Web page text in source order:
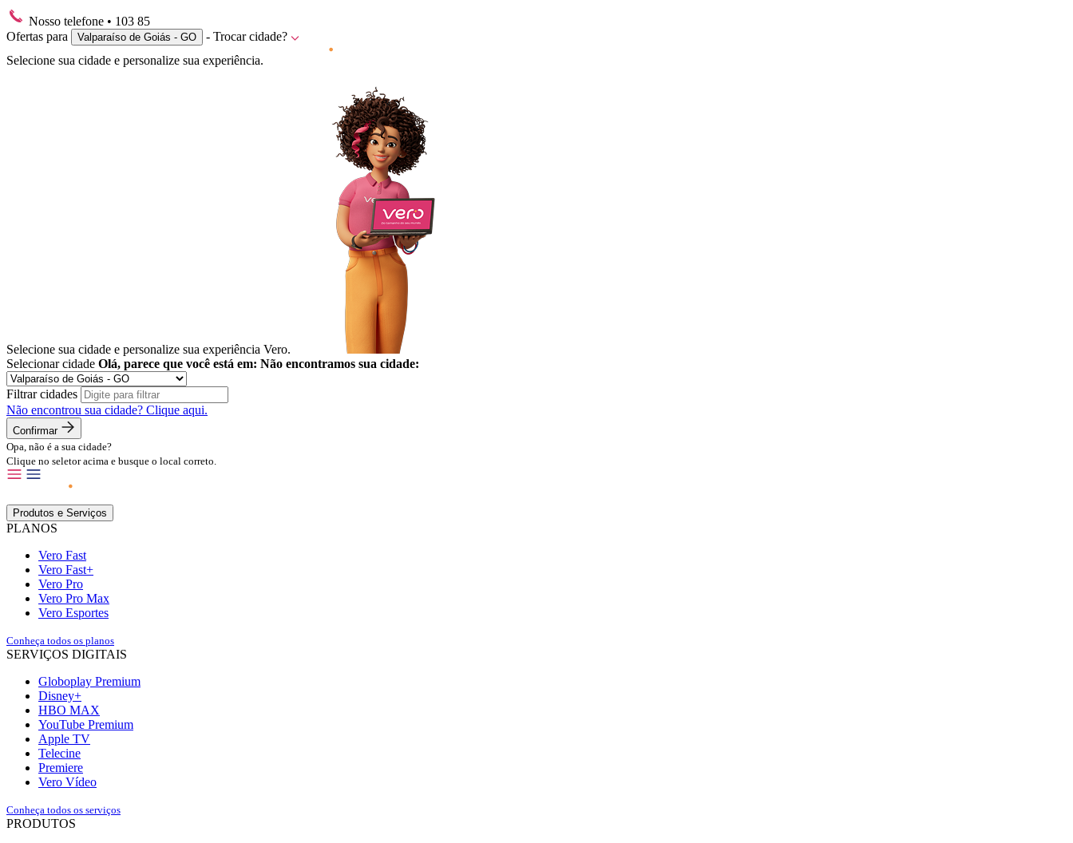
Nosso telefone • 103 85
Ofertas para
Valparaíso de Goiás - GO
- Trocar cidade?
Selecione sua cidade e personalize sua experiência.
Selecione sua cidade e personalize sua experiência Vero.
Selecionar cidade Olá, parece que você está em: Não encontramos sua cidade:
Filtrar cidades
Não encontrou sua cidade? Clique aqui.
Confirmar
Opa, não é a sua cidade?
Clique no seletor acima e busque o local correto.
Produtos e Serviços
PLANOS
Vero Fast
Vero Fast+
Vero Pro
Vero Pro Max
Vero Esportes
Conheça todos os planos
SERVIÇOS DIGITAIS
Globoplay Premium
Disney+
HBO MAX
YouTube Premium
Apple TV
Telecine
Premiere
Vero Vídeo
Conheça todos os serviços
PRODUTOS